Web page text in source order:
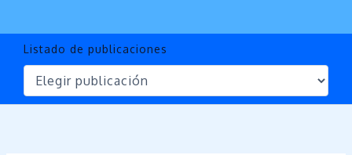
Listado de publicaciones